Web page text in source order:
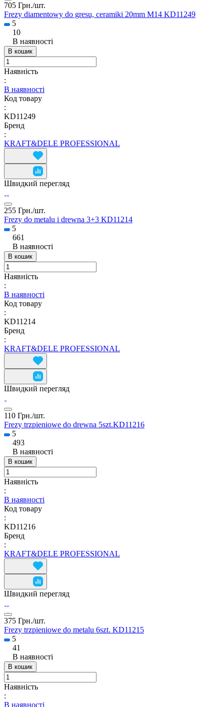
705 Грн./шт.
Frezy diamentowy do gresu, ceramiki 20mm M14 KD11249
5
10
В наявності
В кошик
Наявність
:
В наявності
Код товару
:
KD11249
Бренд
:
KRAFT&DELE PROFESSIONAL
Швидкий перегляд
255 Грн./шт.
Frezy do metalu i drewna 3+3 KD11214
5
661
В наявності
В кошик
Наявність
:
В наявності
Код товару
:
KD11214
Бренд
:
KRAFT&DELE PROFESSIONAL
Швидкий перегляд
110 Грн./шт.
Frezy trzpieniowe do drewna 5szt.KD11216
5
493
В наявності
В кошик
Наявність
:
В наявності
Код товару
:
KD11216
Бренд
:
KRAFT&DELE PROFESSIONAL
Швидкий перегляд
375 Грн./шт.
Frezy trzpieniowe do metalu 6szt. KD11215
5
41
В наявності
В кошик
Наявність
:
В наявності